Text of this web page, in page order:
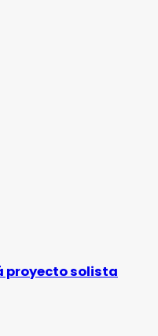
proyecto solista